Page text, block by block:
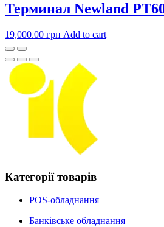
Терминал Newland
19,000.00 грн Add to cart
Категорії товарів
POS-обладнання
Банківське обладнання